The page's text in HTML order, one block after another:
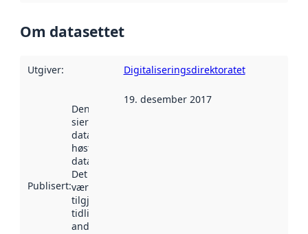
Om datasettet
Utgiver: Digitaliseringsdirektoratet
Publisert:
Denne datoen
sier når
datasettet ble
høstet av
data.norge.no.
Det kan ha
vært
tilgjengelig
tidligere
andre steder.
19. desember 2017